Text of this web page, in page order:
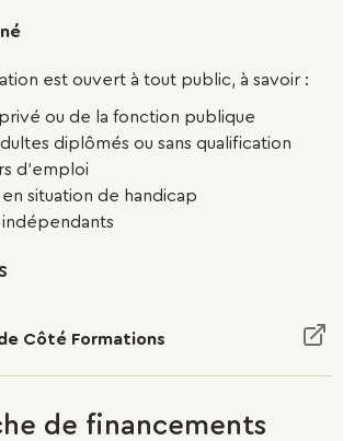
est ouvert à tout public, à savoir :
privé ou de la fonction publique
diplômés ou sans qualification
d'emploi
situation de handicap
indépendants
Côté Formations
de financements